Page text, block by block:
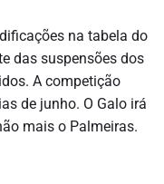
na tabela do
das suspensões dos
A competição
de junho. O Galo irá
mais o Palmeiras.